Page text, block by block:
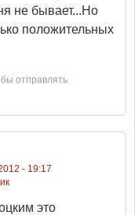
не бывает...Но
положительных
отправлять
- 19:17
это